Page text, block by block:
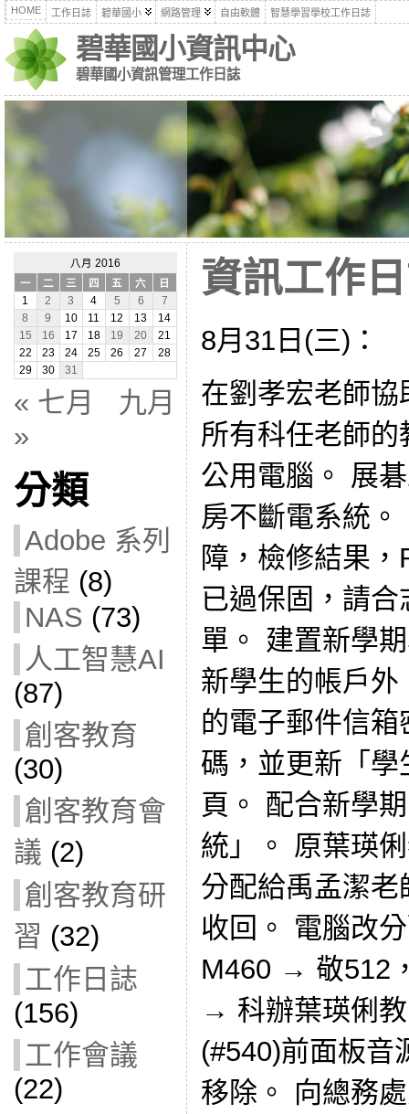
HOME 工作日誌 碧華國小 網路管理 自由軟體 智慧學習學校工作日誌
碧華國小資訊中心
碧華國小資訊管理工作日誌
八月 2016
一
二 三 四 五 六
日
1
2 3 4 5 6
7
8
9 10 11 12 13
14
15
16 17 18 19 20
21
22
23 24 25 26 27
28
29
30 31
« 七月
九月
»
分類
Adobe 系列
課程 (8)
NAS (73)
人工智慧AI
(87)
創客教育
(30)
創客教育會
議 (2)
創客教育研
習 (32)
工作日誌
(156)
工作會議
(22)
資訊工作
8月31日(三)：
在劉孝宏老師
所有科任老師
公用電腦。 展
房不斷電系統
障，檢修結果
已過保固，請
單。 建置新學
新學生的帳戶
的電子郵件信
碼，並更新「
頁。 配合新學
統」。 原葉瑛
分配給禹孟潔
收回。 電腦改
M460 → 敬512
→ 科辦葉瑛俐
(#540)前面板音
移除。 向總務